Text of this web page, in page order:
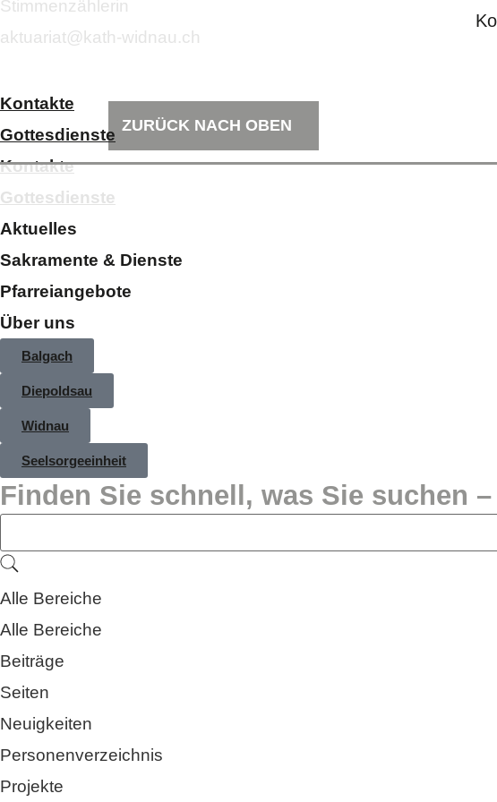
Stimmenzählerin
aktuariat@kath-widnau.ch
ZURÜCK NACH OBEN
Kontakte
Gottesdienste
Kontakte
Gottesdienste
Aktuelles
Sakramente & Dienste
Pfarreiangebote
Über uns
Balgach
Diepoldsau
Widnau
Seelsorgeeinheit
Finden Sie schnell, was Sie suchen
Alle Bereiche
Alle Bereiche
Beiträge
Seiten
Neuigkeiten
Personenverzeichnis
Projekte